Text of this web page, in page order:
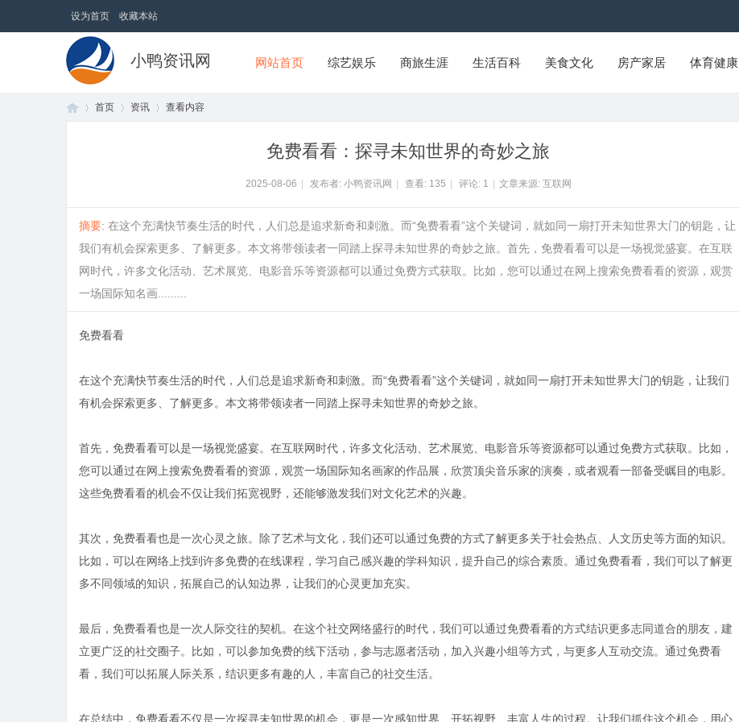
设为首页 收藏本站
小鸭资讯网 网站首页 综艺娱乐 商旅生涯 生活百科 美食文化 房产家居 体育健康
首页 资讯 查看内容
免费看看：探寻未知世界的奇妙之旅
2025-08-06 发布者: 小鸭资讯网 查看: 135 评论: 1 文章来源: 互联网
摘要: 在这个充满快节奏生活的时代，人们总是追求新奇和刺激。而“免费看看”这个关键词，就如同一扇打开未知世界大门的钥匙，让
我们有机会探索更多、了解更多。本文将带领读者一同踏上探寻未知世界的奇妙之旅。首先，免费看看可以是一场视觉盛宴。在互联
网时代，许多文化活动、艺术展览、电影音乐等资源都可以通过免费方式获取。比如，您可以通过在网上搜索免费看看的资源，观赏
一场国际知名画.........
免费看看
在这个充满快节奏生活的时代，人们总是追求新奇和刺激。而“免费看看”这个关键词，就如同一扇打开未知世界大门的钥匙，让我们
有机会探索更多、了解更多。本文将带领读者一同踏上探寻未知世界的奇妙之旅。
首先，免费看看可以是一场视觉盛宴。在互联网时代，许多文化活动、艺术展览、电影音乐等资源都可以通过免费方式获取。比如，
您可以通过在网上搜索免费看看的资源，观赏一场国际知名画家的作品展，欣赏顶尖音乐家的演奏，或者观看一部备受瞩目的电影。
这些免费看看的机会不仅让我们拓宽视野，还能够激发我们对文化艺术的兴趣。
其次，免费看看也是一次心灵之旅。除了艺术与文化，我们还可以通过免费的方式了解更多关于社会热点、人文历史等方面的知识。
比如，可以在网络上找到许多免费的在线课程，学习自己感兴趣的学科知识，提升自己的综合素质。通过免费看看，我们可以了解更
多不同领域的知识，拓展自己的认知边界，让我们的心灵更加充实。
最后，免费看看也是一次人际交往的契机。在这个社交网络盛行的时代，我们可以通过免费看看的方式结识更多志同道合的朋友，建
立更广泛的社交圈子。比如，可以参加免费的线下活动，参与志愿者活动，加入兴趣小组等方式，与更多人互动交流。通过免费看
看，我们可以拓展人际关系，结识更多有趣的人，丰富自己的社交生活。
在总结中，免费看看不仅是一次探寻未知世界的机会，更是一次感知世界、开拓视野、丰富人生的过程。让我们抓住这个机会，用心